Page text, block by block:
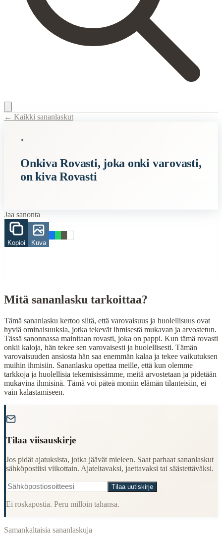
Description:Tämä sananlasku kertoo siitä, että varovaisuus ja
Semantic Themes
When to Use This Content
Finding Finnish proverbs about specific topics
Cultural Context
Origin:Finland
Period:Traditional folk wisdom
← Kaikki sananlaskut
"
Onkiva Rovasti, joka onki varovasti,
on kiva Rovasti
Jaa sanonta
Kopioi Kuva
Mitä sananlasku tarkoittaa?
Tämä sananlasku kertoo siitä, että varovaisuus ja huolellisuus ovat
hyviä ominaisuuksia, jotka tekevät ihmisestä mukavan ja arvostetun.
Tässä sanonnassa mainitaan rovasti, joka on pappi. Kun tämä rovasti
onkii kaloja, hän tekee sen varovaisesti ja huolellisesti. Tämän
varovaisuuden ansiosta hän saa enemmän kalaa ja tekee vaikutuksen
muihin ihmisiin. Sananlasku opettaa meille, että kun olemme
tarkkoja ja huolellisia tekemisissämme, meitä arvostetaan ja pidetään
mukavina ihmisinä. Tämä voi päteä moniin elämän tilanteisiin, ei
vain kalastamiseen.
Tilaa viisauskirje
Jos pidät ajatuksista, jotka jäävät mieleen. Saat parhaat sananlaskut
sähköpostiisi viikottain. Ajateltavaksi, jaettavaksi tai säästettäväksi.
Tilaa uutiskirje
Ei roskapostia. Peru milloin tahansa.
Samankaltaisia sananlaskuja